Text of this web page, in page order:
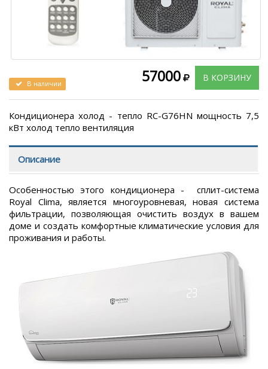
В КОРЗИНУ
57000
В наличии
Кондиционера холод - тепло RC-G76HN мощность 7,5
кВт холод тепло вентиляция
Описание
Особенностью этого кондиционера - сплит-система
Royal Clima, является многоуровневая, новая система
фильтрации, позволяющая очистить воздух в вашем
доме и создать комфортные климатические условия для
проживания и работы.